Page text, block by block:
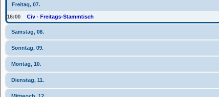
Freitag, 07.
16:00 Civ - Freitags-Stammtisch
Samstag, 08.
Sonntag, 09.
Montag, 10.
Dienstag, 11.